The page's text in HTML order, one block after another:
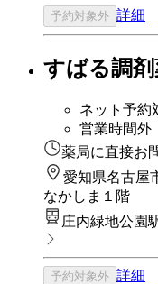
予約対象外 詳細
すばる調剤
ネット予約
営業時間外
薬局に直接お
愛知県名古屋
なかしま１階
庄内緑地公園
予約対象外 詳細